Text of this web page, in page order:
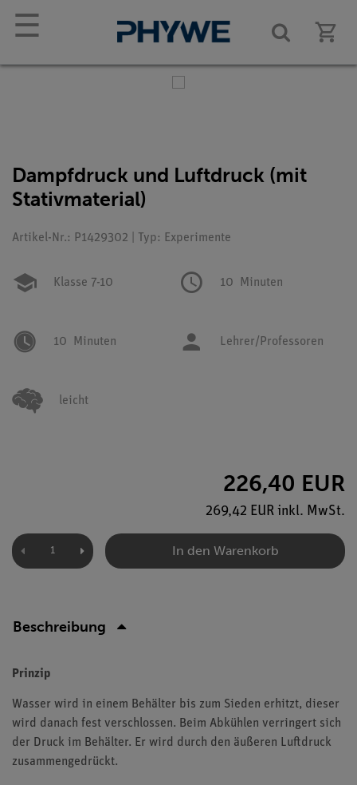
☰
Dampfdruck und Luftdruck (mit
Stativmaterial)
Artikel-Nr.: P1429302 | Typ: Experimente
Klasse 7-10 10 Minuten
10 Minuten Lehrer/Professoren
leicht
226,40 EUR
269,42 EUR inkl. MwSt.
In den Warenkorb
Beschreibung
Prinzip
Wasser wird in einem Behälter bis zum Sieden erhitzt, dieser
wird danach fest verschlossen. Beim Abkühlen verringert sich
der Druck im Behälter. Er wird durch den äußeren Luftdruck
zusammengedrückt.